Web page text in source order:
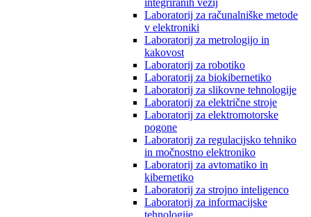
integriranih vezij
Laboratorij za računalniške metode
v elektroniki
Laboratorij za metrologijo in
kakovost
Laboratorij za robotiko
Laboratorij za biokibernetiko
Laboratorij za slikovne tehnologije
Laboratorij za električne stroje
Laboratorij za elektromotorske
pogone
Laboratorij za regulacijsko tehniko
in močnostno elektroniko
Laboratorij za avtomatiko in
kibernetiko
Laboratorij za strojno inteligenco
Laboratorij za informacijske
tehnologije